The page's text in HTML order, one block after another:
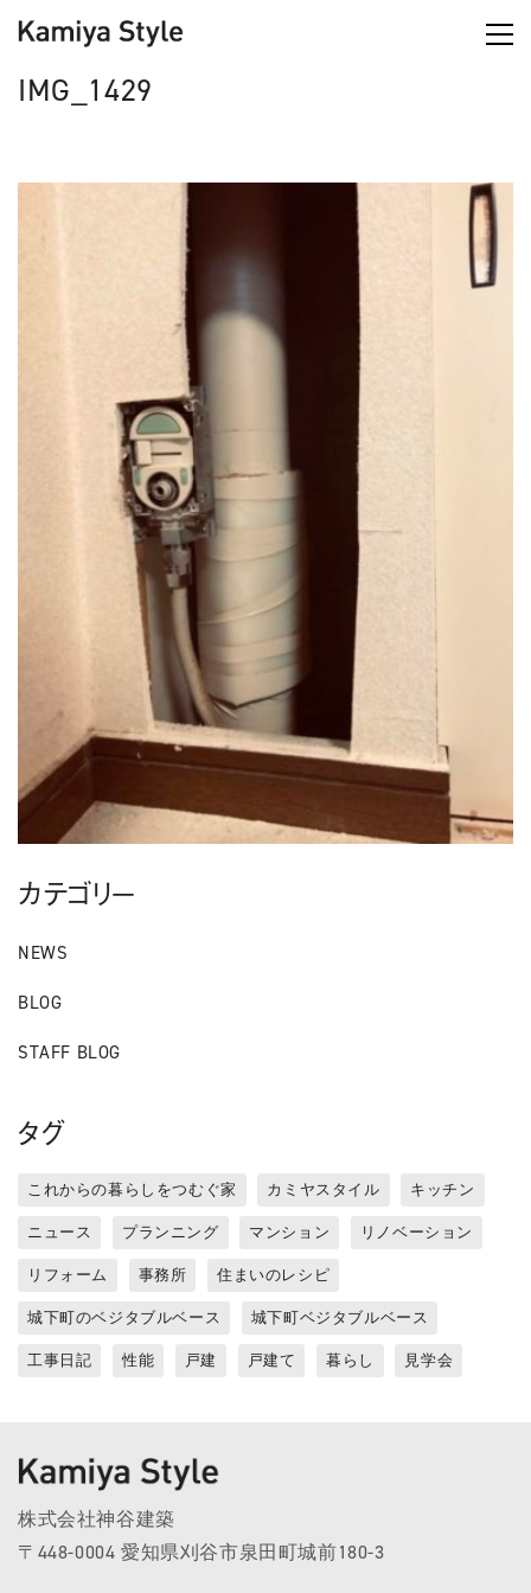
IMG_1429
カテゴリー
NEWS
BLOG
STAFF BLOG
タグ
これからの暮らしをつむぐ家 カミヤスタイル キッチン
ニュース プランニング マンション リノベーション
リフォーム 事務所 住まいのレシピ
城下町のベジタブルベース 城下町ベジタブルベース
工事日記 性能 戸建 戸建て 暮らし 見学会
株式会社神谷建築
〒448-0004 愛知県刈谷市泉田町城前180-3